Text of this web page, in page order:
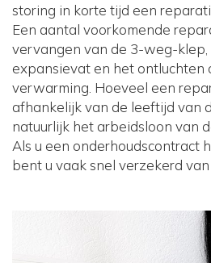
storing in korte tijd een
Een aantal voorkomende
vervangen van de 3-weg-
expansievat en het ontluchten
verwarming. Hoeveel een
afhankelijk van de leeftijd van
natuurlijk het arbeidsloon van
Als u een onderhoudscontract
bent u vaak snel verzekerd